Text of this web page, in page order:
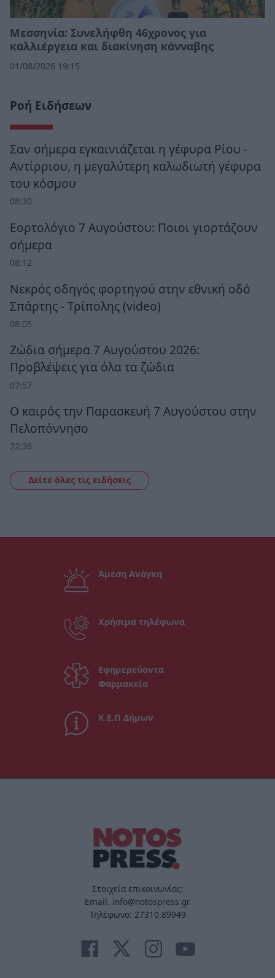
Μεσσηνία: Συνελήφθη 46χρονος για
καλλιέργεια και διακίνηση κάνναβης
01/08/2026 19:15
Ροή Ειδήσεων
Σαν σήμερα εγκαινιάζεται η γέφυρα Ρίου -
Αντίρριου, η μεγαλύτερη καλωδιωτή γέφυρα
του κόσμου
08:30
Εορτολόγιο 7 Αυγούστου: Ποιοι γιορτάζουν
σήμερα
08:12
Νεκρός οδηγός φορτηγού στην εθνική οδό
Σπάρτης - Τρίπολης (video)
08:05
Ζώδια σήμερα 7 Αυγούστου 2026:
Προβλέψεις για όλα τα ζώδια
07:57
Ο καιρός την Παρασκευή 7 Αυγούστου στην
Πελοπόννησο
22:36
Δείτε όλες τις ειδήσεις
Άμεση Ανάγκη
Χρήσιμα τηλέφωνα
Εφημερεύοντα
Φαρμακεία
Κ.Ε.Π Δήμων
Στοιχεία επικοινωνίας:
Email. info@notospress.gr
Τηλέφωνο: 27310.89949